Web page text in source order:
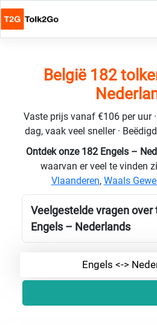
België 182
Vaste prijs vanaf €106 per uur
dag, vaak veel sneller ·
Ontdek onze 182 Engels –
waarvan er veel te vinden
Vlaanderen, Waals
Veelgestelde vragen over
Engels – Nederlands
Engels <->